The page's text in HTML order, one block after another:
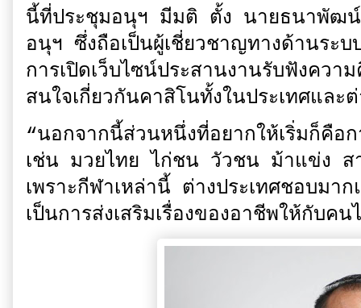
นี้ที่ประชุมอนุฯ มีมติ ตั้ง นายธนาพัฒน์
อนุฯ ซึ่งถือเป็นผู้เชี่ยวชาญทางด้านระ
การเปิดเว็บไซน์ประสานงานรับฟังคว
สนใจเกี่ยวกันคาสิโนทั้งในประเทศแล
“นอกจากนี้ส่วนหนึ่งที่อยากให้เริ่มก็คือ
เช่น มวยไทย ไก่ชน วัวชน ม้าแข่ง ส
เพราะกีฬาเหล่านี้ ต่างประเทศชอบม
เป็นการส่งเสริมเรื่องของอาชีพให้กับ